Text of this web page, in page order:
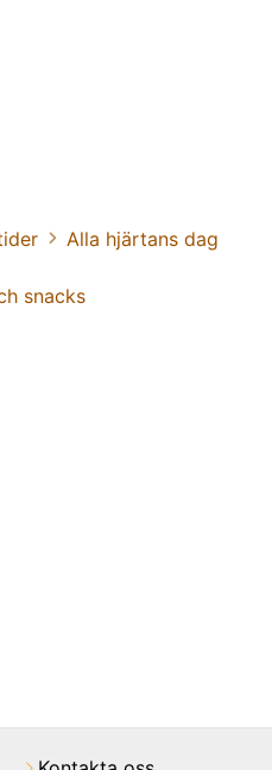
Alla hjärtans dag
snacks